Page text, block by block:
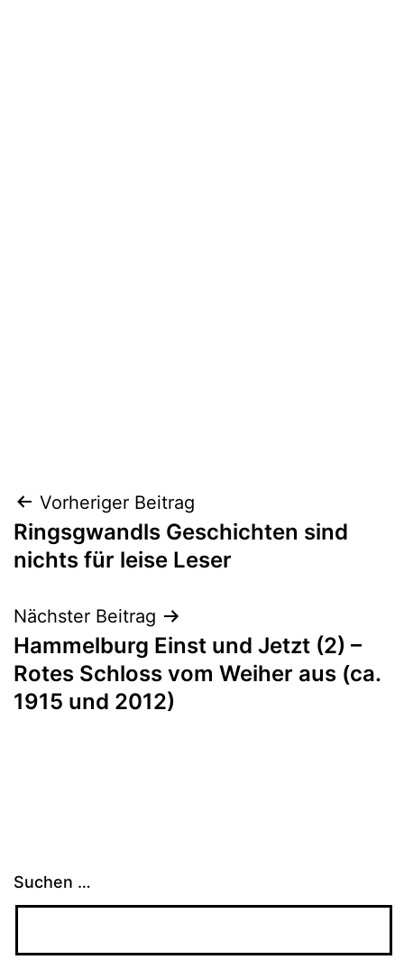
Beitragsnavigation
Vorheriger Beitrag
Ringsgwandls Geschichten sind
nichts für leise Leser
Nächster Beitrag
Hammelburg Einst und Jetzt (2) –
Rotes Schloss vom Weiher aus (ca.
1915 und 2012)
Suchen …